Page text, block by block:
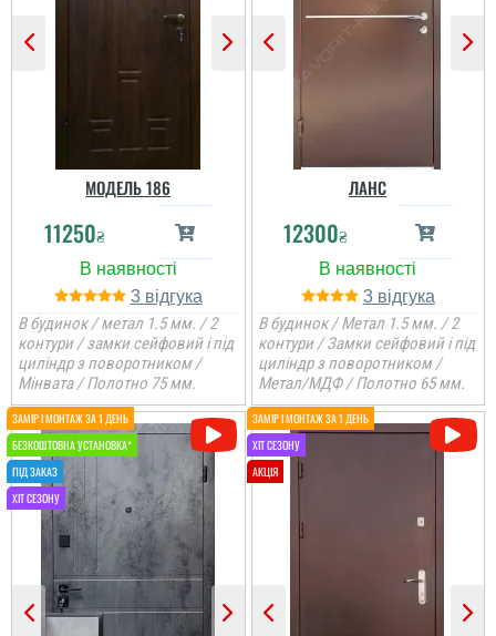
Двері потрібні були
недорогі, але біль менш,
швидко, взагалі все
замовлення пройшло
читати всі відгуки
вищому рівні. Порадили
МОДЕЛЬ 186
11250₴
3
В будинок / метал 1.5 мм. / 2
контури / замки сейфовий і під
циліндр з поворотником /
Мінвата / Полотно 75 мм.
ЛАНС
12300₴
3
В будинок / Метал 1.5 мм. / 2
контури / Замки сейфовий і під
циліндр з поворотником /
Метал/МДФ / Полотно 65 мм.